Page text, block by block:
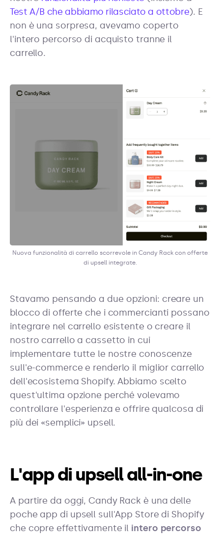
Test A/B che abbiamo rilasciato a ottobre). E
non è una sorpresa, avevamo coperto
l'intero percorso di acquisto tranne il
carrello.
Nuova funzionalità di carrello scorrevole in Candy Rack con offerte
di upsell integrate.
Stavamo pensando a due opzioni: creare un
blocco di offerte che i commercianti possano
integrare nel carrello esistente o creare il
nostro carrello a cassetto in cui
implementare tutte le nostre conoscenze
sull'e-commerce e renderlo il miglior carrello
dell'ecosistema Shopify. Abbiamo scelto
quest'ultima opzione perché volevamo
controllare l'esperienza e offrire qualcosa di
più dei «semplici» upsell.
L'app di upsell all-in-one
A partire da oggi, Candy Rack è una delle
poche app di upsell sull'App Store di Shopify
che copre effettivamente il intero percorso